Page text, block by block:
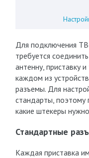
Для подключения
требуется
антенну, приставку
каждом из
разъемы. Для
стандарты, поэтому
какие штекеры
Стандартные
Каждая приставка